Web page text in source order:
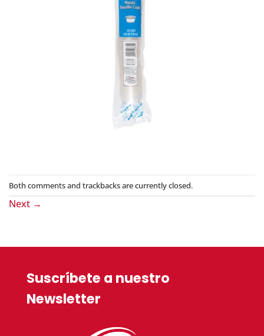
Both comments and trackbacks are currently closed.
Next →
Suscríbete a nuestro
Newsletter